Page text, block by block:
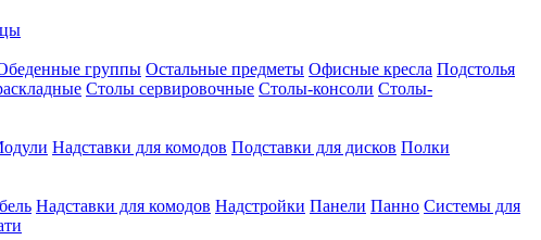
группы Остальные предметы Офисные кресла Подстолья
Столы сервировочные Столы-консоли Столы-
Надставки для комодов Подставки для дисков Полки
Надставки для комодов Надстройки Панели Панно Системы для